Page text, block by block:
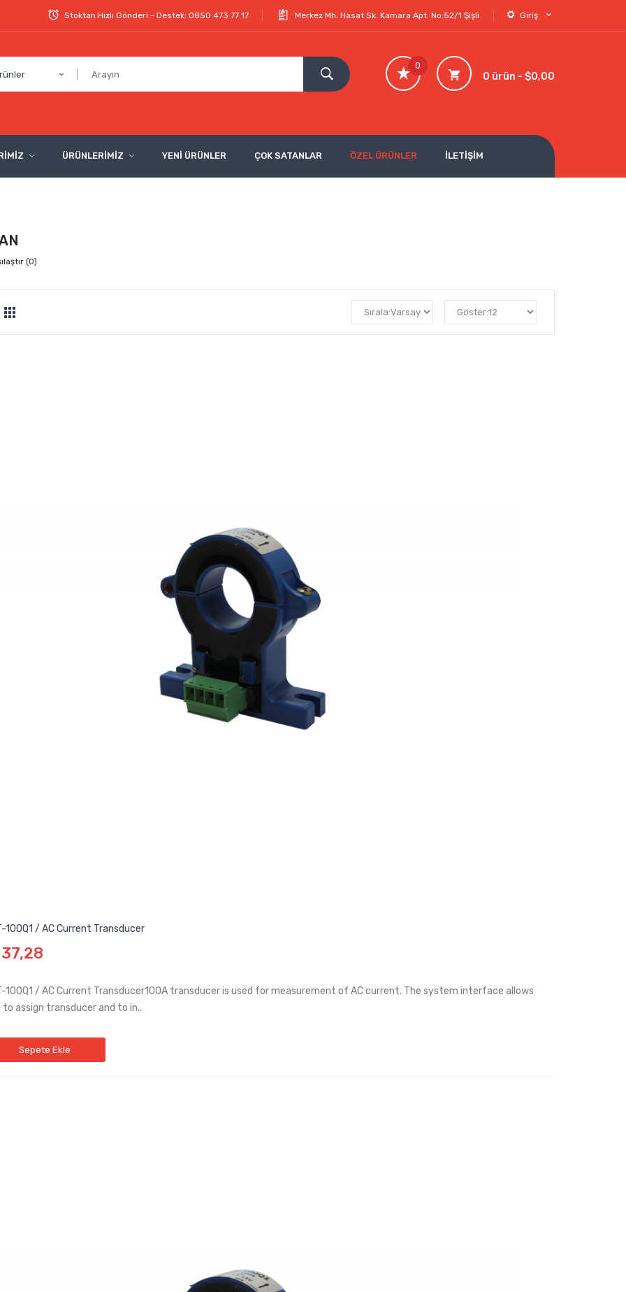
Giriş
Stoktan Hızlı Gönderi - Destek: 0850 473 77 17 Merkez Mh. Hasat Sk. Kamara Apt. No:52/1 Şişli
0 ürün - $0,00
0
ÜRÜNLERİMİZ YENİ ÜRÜNLER ÇOK SATANLAR ÖZEL ÜRÜNLER İLETİŞİM
(0)
100Q1 / AC Current Transducer
100Q1 / AC Current Transducer100A transducer is used for measurement of AC current. The system interface allows
to assign transducer and to in..
Sepete Ekle